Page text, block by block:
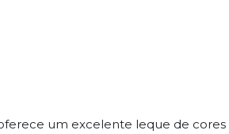
um excelente leque de cores